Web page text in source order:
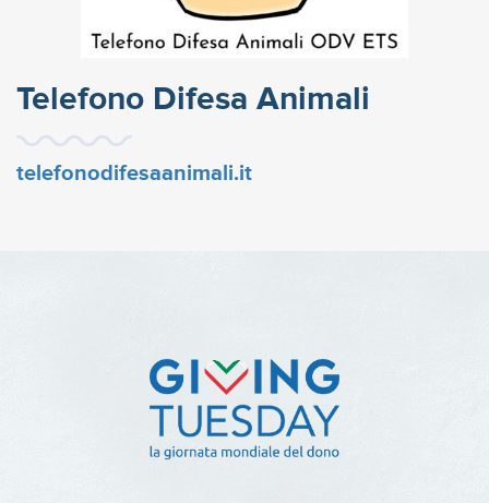
Telefono Difesa Animali
telefonodifesaanimali.it